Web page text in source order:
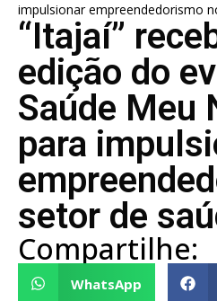
impulsionar empreendedorismo
“Itajaí”
edição do
Saúde Meu
para
setor de
Compartilhe:
WhatsApp